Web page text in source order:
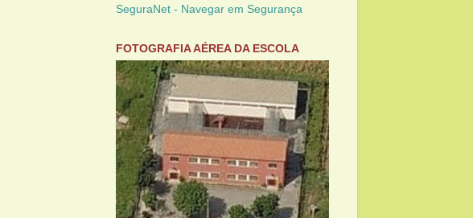
SeguraNet - Navegar em Segurança
FOTOGRAFIA AÉREA DA ESCOLA